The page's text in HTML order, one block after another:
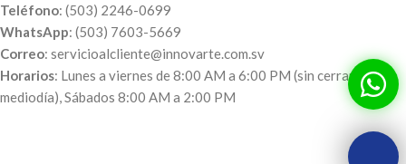
Teléfono: (503) 2246-0699
WhatsApp: (503) 7603-5669
Correo: servicioalcliente@innovarte.com.sv
Horarios: Lunes a viernes de 8:00 AM a 6:00 PM (sin cerrar al
mediodía), Sábados 8:00 AM a 2:00 PM